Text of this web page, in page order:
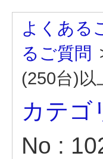
よくある
るご質問
(250台)以
カテゴ
No :